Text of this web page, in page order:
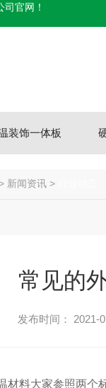
官网！
装饰一体板
新闻资讯 >
常见的
发布时间： 2021-
材料大家参照两个